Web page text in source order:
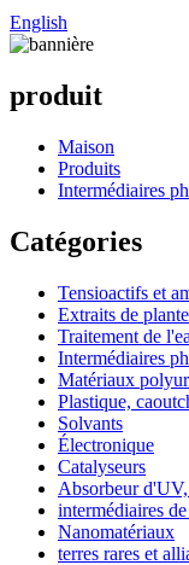
English
produit
Maison
Produits
Intermédiaires
Catégories
Tensioactifs et
Extraits de
Traitement de
Intermédiaires
Matériaux
Plastique,
Solvants
Électronique
Catalyseurs
Absorbeur
intermédiaires
Nanomatériaux
terres rares et